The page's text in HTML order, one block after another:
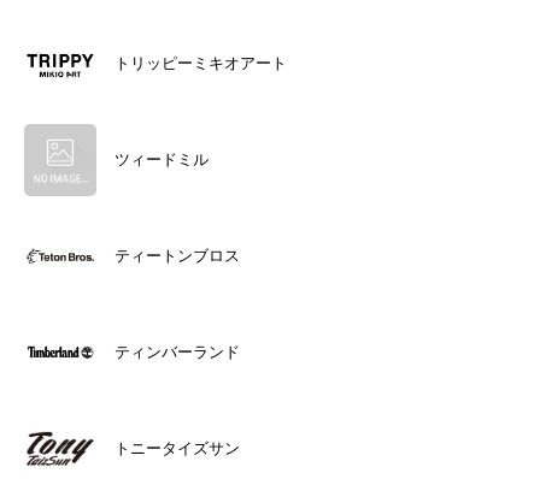
トリッピーミキオアート
ツィードミル
ティートンブロス
ティンバーランド
トニータイズサン